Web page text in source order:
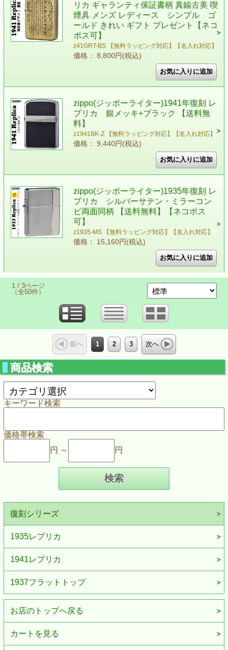
リカ ギャランティ保証書柄 真鍮古美 喫
煙具 メンズ レディース シンプル ゴ
ールド きれい ギフト プレゼント【ネコ
ポス可】
z41GRT-BS 【無料ラッピング対応】【名入れ対応】
価格： 8,800円(税込)
zippo(ジッポーライター)1941年復刻 レ
プリカ 銀メッキ+ブラック 【送料無
料】
z1941BK-Z 【無料ラッピング対応】【名入れ対応】
価格： 9,440円(税込)
zippo(ジッポーライター)1935年復刻 レ
プリカ シルバーサテン・ミラーコン
ビ両面同柄 【送料無料】【ネコポス
可】
z1935-MS 【無料ラッピング対応】【名入れ対応】
価格： 15,160円(税込)
1 / 3ページ
（全50件）
前へ 1 2 3 次へ
商品検索
キーワード検索
価格帯検索
円 ～
円
復刻シリーズ
1935レプリカ
1941レプリカ
1937フラットトップ
お店のトップへ戻る
カートを見る